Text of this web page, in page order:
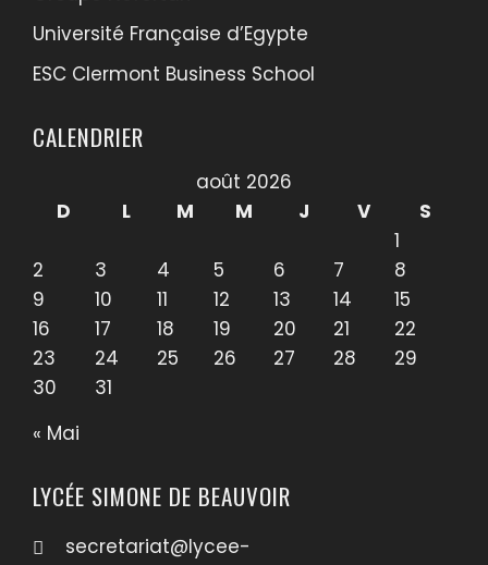
Université Française d’Egypte
ESC Clermont Business School
CALENDRIER
août 2026
D
L M M J V
S
1
2
3 4 5 6 7
8
9
10 11 12 13 14
15
16
17 18 19 20 21
22
23
24 25 26 27 28
29
30
31
« Mai
LYCÉE SIMONE DE BEAUVOIR
secretariat@lycee-